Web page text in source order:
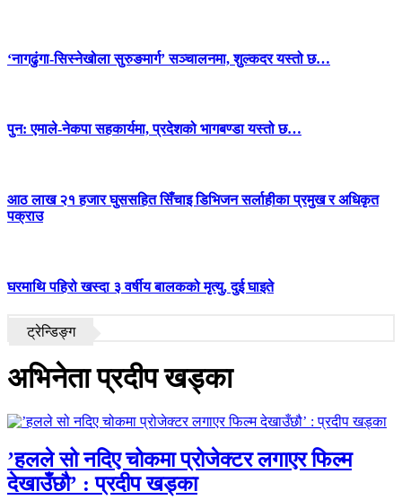
‘नागढुंगा-सिस्नेखोला सुरुङमार्ग’ सञ्चालनमा, शुल्कदर यस्तो छ…
पुन: एमाले-नेकपा सहकार्यमा, प्रदेशको भागबण्डा यस्तो छ…
आठ लाख २१ हजार घुससहित सिँचाइ डिभिजन सर्लाहीका प्रमुख र अधिकृत
पक्राउ
घरमाथि पहिरो खस्दा ३ वर्षीय बालकको मृत्यु, दुई घाइते
ट्रेन्डिङ्ग
अभिनेता प्रदीप खड्का
’हलले सो नदिए चोकमा प्रोजेक्टर लगाएर फिल्म
देखाउँछौ’ : प्रदीप खड्का